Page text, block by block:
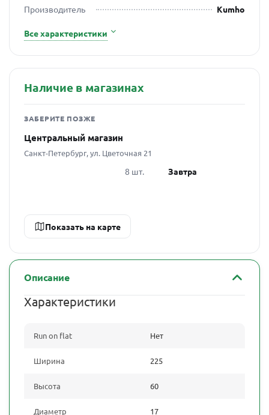
Производитель
Kumho
Все характеристики
Наличие в магазинах
ЗАБЕРИТЕ ПОЗЖЕ
Центральный магазин
Санкт-Петербург, ул. Цветочная 21
8 шт. Завтра
Показать на карте
Описание
Характеристики
Run on flat Нет
Ширина 225
Высота 60
Диаметр 17